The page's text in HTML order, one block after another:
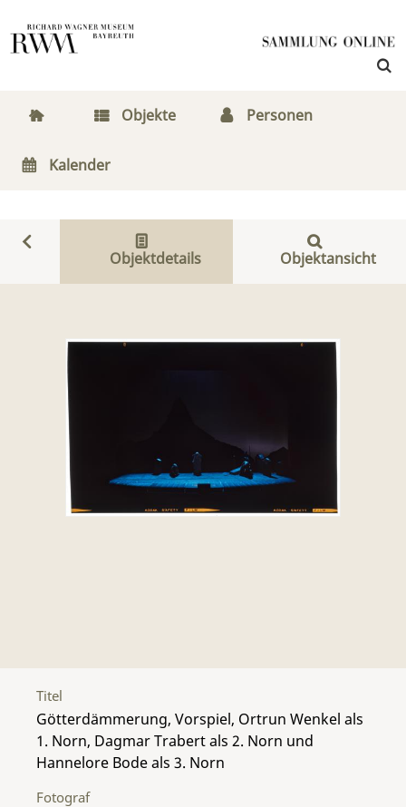
Objekte Personen
Kalender
Objektdetails Objektansicht
Titel
Götterdämmerung, Vorspiel, Ortrun Wenkel als
1. Norn, Dagmar Trabert als 2. Norn und
Hannelore Bode als 3. Norn
Fotograf